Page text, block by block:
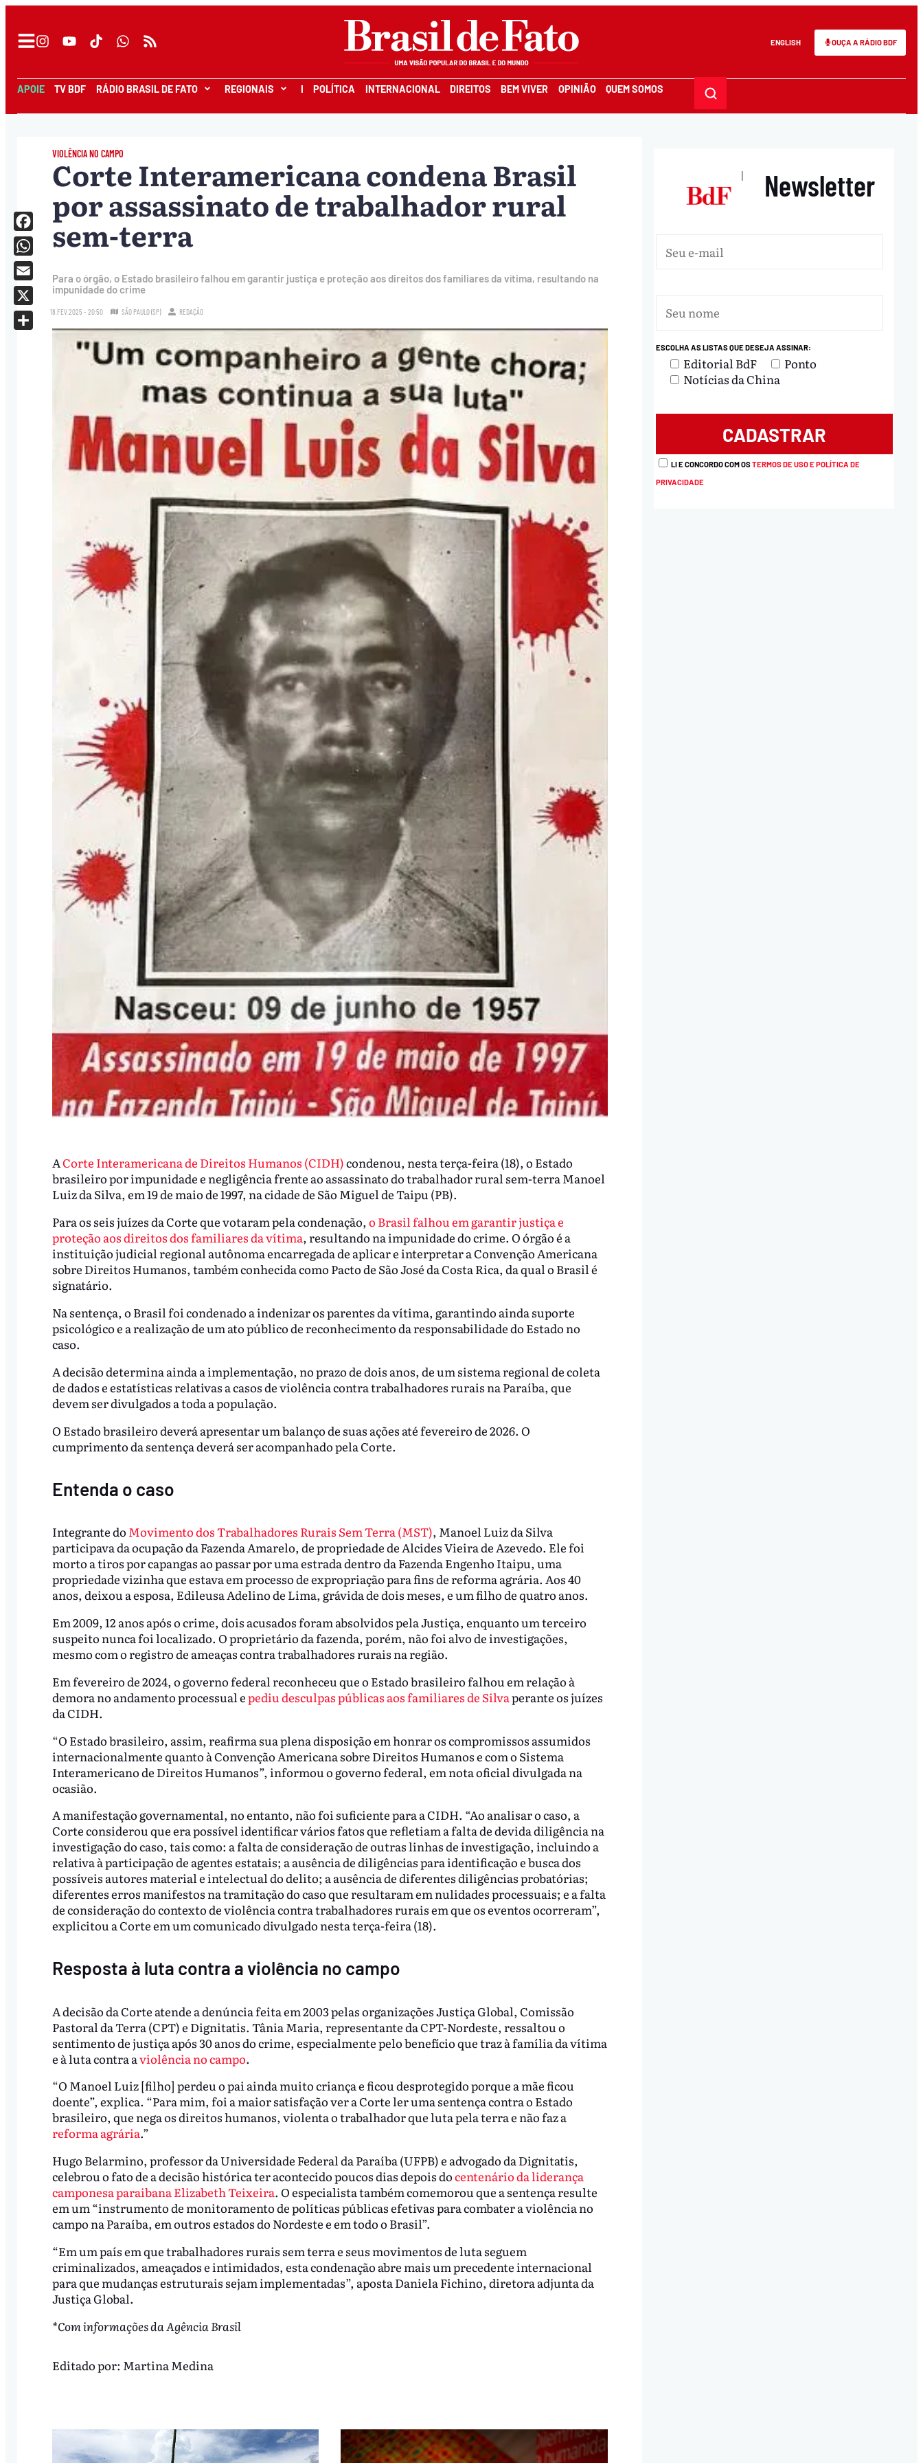
ENGLISH OUÇA A RÁDIO BDF
APOIE TV BDF RÁDIO BRASIL DE FATO REGIONAIS I POLÍTICA INTERNACIONAL DIREITOS BEM VIVER OPINIÃO QUEM SOMOS
VIOLÊNCIA NO CAMPO
Corte Interamericana condena Brasil
por assassinato de trabalhador rural
sem-terra
Para o órgão, o Estado brasileiro falhou em garantir justiça e proteção aos direitos dos familiares da vítima, resultando na
impunidade do crime
18.FEV.2025 - 20:50 SÃO PAULO (SP) REDAÇÃO
ACorte Interamericana de Direitos Humanos (CIDH)condenou, nesta terça-feira (18), o Estado
brasileiro por impunidade e negligência frente ao assassinato do trabalhador rural sem-terra Manoel
Luiz da Silva, em 19 de maio de 1997, na cidade de São Miguel de Taipu (PB).
Para os seis juízes da Corte que votaram pela condenação, o Brasil falhou em garantir justiça e
proteção aos direitos dos familiares da vítima, resultando na impunidade do crime. O órgão é a
instituição judicial regional autônoma encarregada de aplicar e interpretar a Convenção Americana
sobre Direitos Humanos, também conhecida como Pacto de São José da Costa Rica, da qual o Brasil é
signatário.
Na sentença, o Brasil foi condenado a indenizar os parentes da vítima, garantindo ainda suporte
psicológico e a realização de um ato público de reconhecimento da responsabilidade do Estado no
caso.
A decisão determina ainda a implementação, no prazo de dois anos, de um sistema regional de coleta
de dados e estatísticas relativas a casos de violência contra trabalhadores rurais na Paraíba, que
devem ser divulgados a toda a população.
O Estado brasileiro deverá apresentar um balanço de suas ações até fevereiro de 2026. O
cumprimento da sentença deverá ser acompanhado pela Corte.
Entenda o caso
Integrante do Movimento dos Trabalhadores Rurais Sem Terra (MST), Manoel Luiz da Silva
participava da ocupação da Fazenda Amarelo, de propriedade de Alcides Vieira de Azevedo. Ele foi
morto a tiros por capangas ao passar por uma estrada dentro da Fazenda Engenho Itaipu, uma
propriedade vizinha que estava em processo de expropriação para fins de reforma agrária. Aos 40
anos, deixou a esposa, Edileusa Adelino de Lima, grávida de dois meses, e um filho de quatro anos.
Em 2009, 12 anos após o crime, dois acusados foram absolvidos pela Justiça, enquanto um terceiro
suspeito nunca foi localizado. O proprietário da fazenda, porém, não foi alvo de investigações,
mesmo com o registro de ameaças contra trabalhadores rurais na região.
Em fevereiro de 2024, o governo federal reconheceu que o Estado brasileiro falhou em relação à
demora no andamento processual epediu desculpas públicas aos familiares de Silvaperante os juízes
da CIDH.
“O Estado brasileiro, assim, reafirma sua plena disposição em honrar os compromissos assumidos
internacionalmente quanto à Convenção Americana sobre Direitos Humanos e com o Sistema
Interamericano de Direitos Humanos”, informou o governo federal, em nota oficial divulgada na
ocasião.
A manifestação governamental, no entanto, não foi suficiente para a CIDH. “Ao analisar o caso, a
Corte considerou que era possível identificar vários fatos que refletiam a falta de devida diligência na
investigação do caso, tais como: a falta de consideração de outras linhas de investigação, incluindo a
relativa à participação de agentes estatais; a ausência de diligências para identificação e busca dos
possíveis autores material e intelectual do delito; a ausência de diferentes diligências probatórias;
diferentes erros manifestos na tramitação do caso que resultaram em nulidades processuais; e a falta
de consideração do contexto de violência contra trabalhadores rurais em que os eventos ocorreram”,
explicitou a Corte em um comunicado divulgado nesta terça-feira (18).
Resposta à luta contra a violência no campo
A decisão da Corte atende a denúncia feita em 2003 pelas organizações Justiça Global, Comissão
Pastoral da Terra (CPT) e Dignitatis. Tânia Maria, representante da CPT-Nordeste, ressaltou o
sentimento de justiça após 30 anos do crime, especialmente pelo benefício que traz à família da vítima
e à luta contra aviolência no campo.
“O Manoel Luiz [filho] perdeu o pai ainda muito criança e ficou desprotegido porque a mãe ficou
doente”, explica. “Para mim, foi a maior satisfação ver a Corte ler uma sentença contra o Estado
brasileiro, que nega os direitos humanos, violenta o trabalhador que luta pela terra e não faz a
reforma agrária.”
Hugo Belarmino, professor da Universidade Federal da Paraíba (UFPB) e advogado da Dignitatis,
celebrou o fato de a decisão histórica ter acontecido poucos dias depois docentenário da liderança
camponesa paraibana Elizabeth Teixeira. O especialista também comemorou que a sentença resulte
em um “instrumento de monitoramento de políticas públicas efetivas para combater a violência no
campo na Paraíba, em outros estados do Nordeste e em todo o Brasil”.
“Em um país em que trabalhadores rurais sem terra e seus movimentos de luta seguem
criminalizados, ameaçados e intimidados, esta condenação abre mais um precedente internacional
para que mudanças estruturais sejam implementadas”, aposta Daniela Fichino, diretora adjunta da
Justiça Global.
*Com informações da Agência Brasil
Facebook
WhatsApp
Email
X
Editado por: Martina Medina
| Newsletter
ESCOLHA AS LISTAS QUE DESEJA ASSINAR:
Editorial BdF
Ponto
Notícias da China
LI E CONCORDO COM OSTERMOS DE USO E POLÍTICA DE
PRIVACIDADE